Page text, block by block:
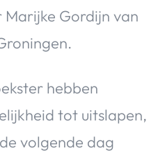
Gordijn van
hebben
tot uitslapen,
volgende dag